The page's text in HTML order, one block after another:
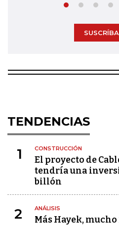
TENDENCIAS
1 CONSTRUCCIÓN
El proyecto de
tendría una
billón
2 ANÁLISIS
Más Hayek,